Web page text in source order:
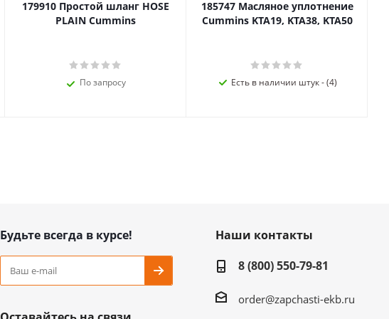
179910 Простой шланг HOSE
PLAIN Cummins
По запросу
185747 Масляное уплотнение
Cummins KTA19, KTA38, KTA50
Есть в наличии штук - (4)
Будьте всегда в курсе!
Наши контакты
8 (800) 550-79-81
order@zapchasti-ekb.ru